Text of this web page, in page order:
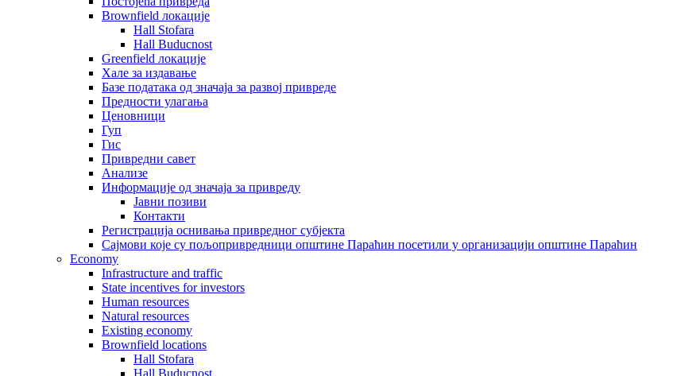
Brownfield локације
Hall Stofara
Hall Buducnost
Greenfield локације
Хале за издавање
Базе података од значаја за развој привреде
Предности улагања
Ценовници
Гуп
Гис
Привредни савет
Aнализе
Информације од значаја за привреду
Јавни позиви
Контакти
Регистрација оснивања привредног субјекта
Сајмови које су пољопривредници општине Параћин посетили у организацији општине Параћин
Economy
Infrastructure and traffic
State incentives for investors
Human resources
Natural resources
Existing economy
Brownfield locations
Hall Stofara
Hall Buducnost